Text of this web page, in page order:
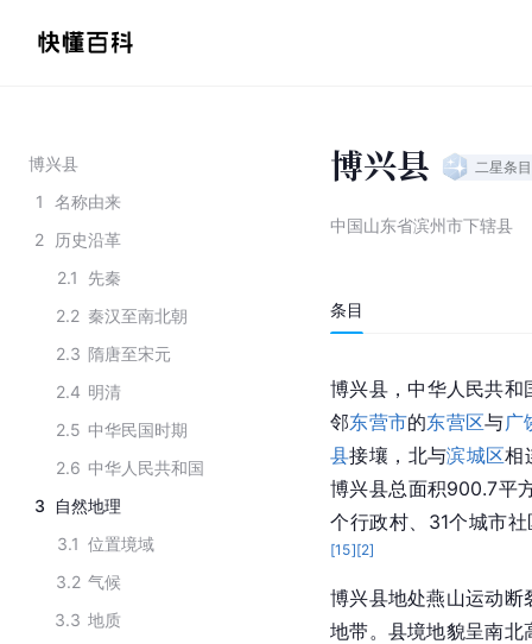
博兴县
1
名称由来
2
历史沿革
2.1
先秦
2.2 秦汉至南北朝
2.3 隋唐至宋元
2.4 明清
2.5 中华民国时期
2.6 中华人民共和国
3
自然地理
3.1 位置境域
3.2 气候
3.3 地质
博兴县 二星条目
中国山东省滨州市下辖县
条目
博兴县，中华人民共和
邻东营市的东营区与广
县接壤，北与滨城区相
博兴县总面积900.7平
个行政村、31个城市
[15][2]
博兴县地处燕山运动断
地带。县境地貌呈南